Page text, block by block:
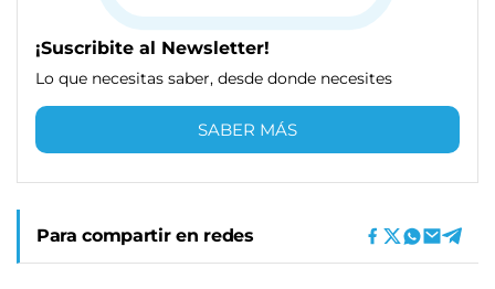
¡Suscribite al Newsletter!
Lo que necesitas saber, desde donde necesites
SABER MÁS
Para compartir en redes